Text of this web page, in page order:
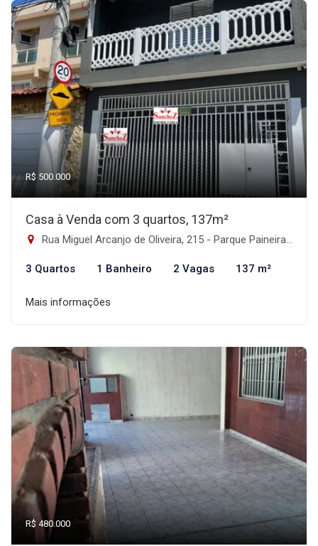
R$ 500.000
Casa à Venda com 3 quartos, 137m²
Rua Miguel Arcanjo de Oliveira, 215 - Parque Paineiras, São Paulo-SP
3 Quartos 1 Banheiro 2 Vagas 137 m²
Mais informações
R$ 480.000